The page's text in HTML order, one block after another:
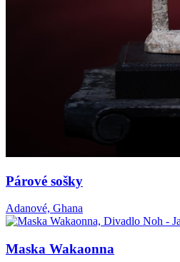
Párové sošky
Adanové, Ghana
Maska Wakaonna